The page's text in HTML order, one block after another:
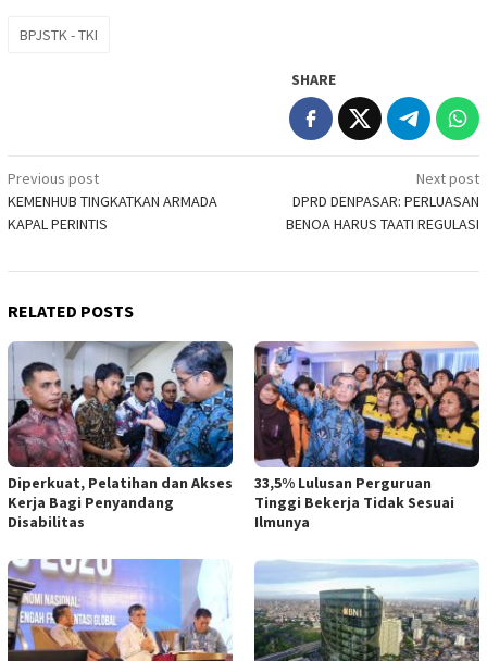
BPJSTK - TKI
SHARE
Post
navigation
Previous post
KEMENHUB TINGKATKAN ARMADA
KAPAL PERINTIS
Next post
DPRD DENPASAR: PERLUASAN
BENOA HARUS TAATI REGULASI
RELATED POSTS
Diperkuat, Pelatihan dan Akses
Kerja Bagi Penyandang
Disabilitas
33,5% Lulusan Perguruan
Tinggi Bekerja Tidak Sesuai
Ilmunya